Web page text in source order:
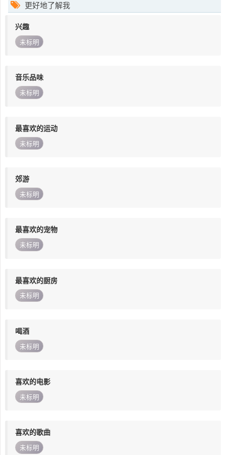
更好地了解我
兴趣
未标明
音乐品味
未标明
最喜欢的运动
未标明
郊游
未标明
最喜欢的宠物
未标明
最喜欢的厨房
未标明
喝酒
未标明
喜欢的电影
未标明
喜欢的歌曲
未标明